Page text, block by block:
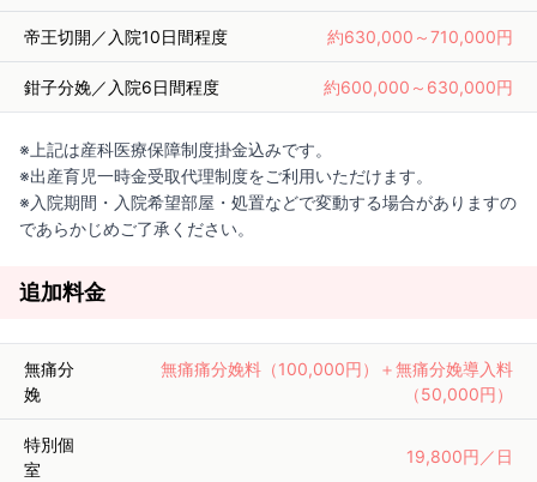
帝王切開／入院10日間程度 約630,000～710,000円
鉗子分娩／入院6日間程度 約600,000～630,000円
※上記は産科医療保障制度掛金込みです。
※出産育児一時金受取代理制度をご利用いただけます。
※入院期間・入院希望部屋・処置などで変動する場合がありますの
であらかじめご了承ください。
追加料金
無痛分
娩
無痛痛分娩料（100,000円）＋無痛分娩導入料
（50,000円）
特別個
室
19,800円／日